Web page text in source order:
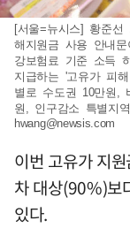
[서울=뉴시스] 황준
해지원금 사용 안내
강보험료 기준 소득
지급하는 '고유가 피
별로 수도권 10만원,
원, 인구감소 특별지
hwang@newsis.com
이번 고유가 지
차 대상(90%)보
있다.